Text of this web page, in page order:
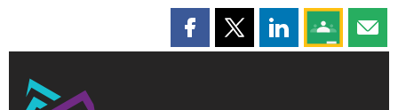
Partager cette page sur
Partager cette page sur X
Partager cette
Partagez